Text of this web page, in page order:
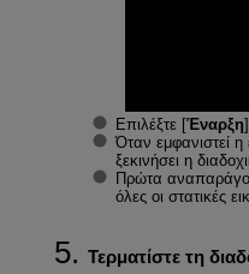
Επιλέξτε [Έναρξη].
Όταν εμφανιστεί η
ξεκινήσει η
Πρώτα
όλες οι στατικές
Τερματίστε τη